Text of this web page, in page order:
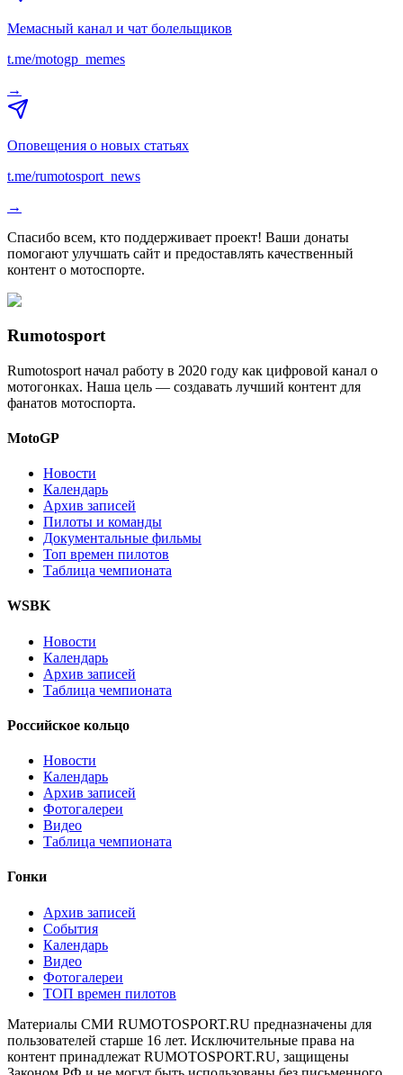
Мемасный канал и чат болельщиков
t.me/motogp_memes
→
Оповещения о новых статьях
t.me/rumotosport_news
→
Спасибо всем, кто поддерживает проект! Ваши донаты
помогают улучшать сайт и предоставлять качественный
контент о мотоспорте.
Rumotosport
Rumotosport начал работу в 2020 году как цифровой канал о
мотогонках. Наша цель — создавать лучший контент для
фанатов мотоспорта.
MotoGP
Новости
Календарь
Архив записей
Пилоты и команды
Документальные фильмы
Топ времен пилотов
Таблица чемпионата
WSBK
Новости
Календарь
Архив записей
Таблица чемпионата
Российское кольцо
Новости
Календарь
Архив записей
Фотогалереи
Видео
Таблица чемпионата
Гонки
Архив записей
События
Календарь
Видео
Фотогалереи
ТОП времен пилотов
Материалы СМИ RUMOTOSPORT.RU предназначены для
пользователей старше 16 лет. Исключительные права на
контент принадлежат RUMOTOSPORT.RU, защищены